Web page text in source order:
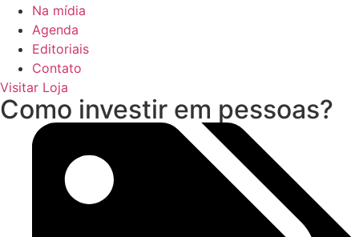
Na mídia
Agenda
Editoriais
Contato
Visitar Loja
Como investir em pessoas?